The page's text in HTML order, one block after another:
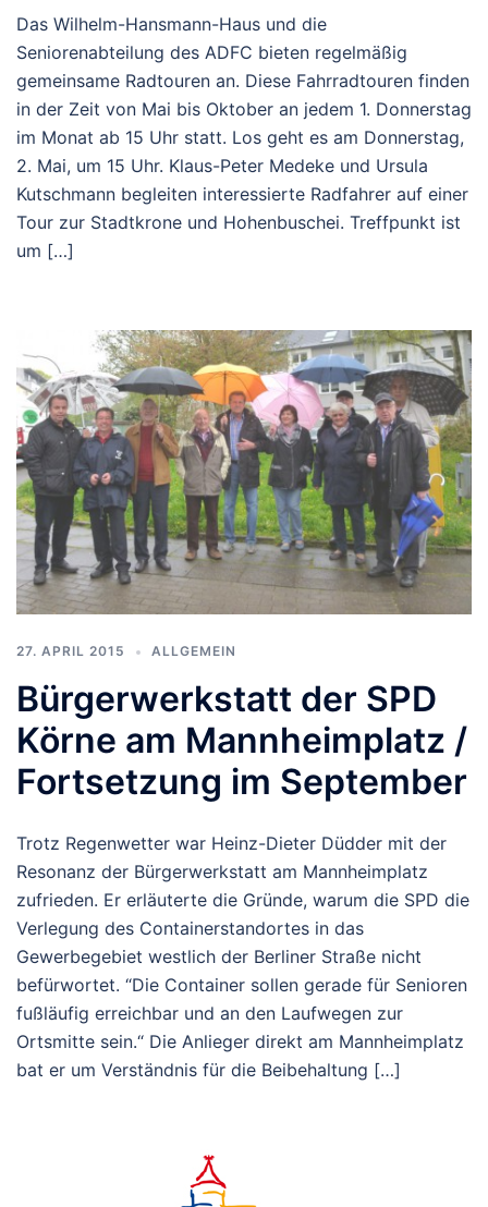
Das Wilhelm-Hansmann-Haus und die
Seniorenabteilung des ADFC bieten regelmäßig
gemeinsame Radtouren an. Diese Fahrradtouren finden
in der Zeit von Mai bis Oktober an jedem 1. Donnerstag
im Monat ab 15 Uhr statt. Los geht es am Donnerstag,
2. Mai, um 15 Uhr. Klaus-Peter Medeke und Ursula
Kutschmann begleiten interessierte Radfahrer auf einer
Tour zur Stadtkrone und Hohenbuschei. Treffpunkt ist
um […]
27. APRIL 2015 ALLGEMEIN
Bürgerwerkstatt der SPD
Körne am Mannheimplatz /
Fortsetzung im September
Trotz Regenwetter war Heinz-Dieter Düdder mit der
Resonanz der Bürgerwerkstatt am Mannheimplatz
zufrieden. Er erläuterte die Gründe, warum die SPD die
Verlegung des Containerstandortes in das
Gewerbegebiet westlich der Berliner Straße nicht
befürwortet. “Die Container sollen gerade für Senioren
fußläufig erreichbar und an den Laufwegen zur
Ortsmitte sein.“ Die Anlieger direkt am Mannheimplatz
bat er um Verständnis für die Beibehaltung […]